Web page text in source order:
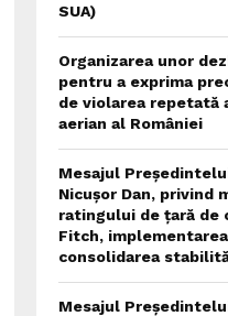
SUA)
Organizarea unor
pentru a exprima
de violarea repetată
aerian al României
Mesajul
Nicușor Dan, privind
ratingului de țară de
Fitch, implementarea
consolidarea
Mesajul